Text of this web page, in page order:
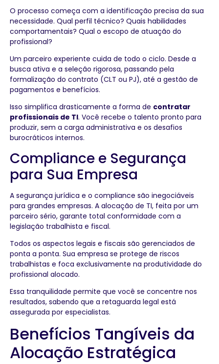
O processo começa com a identificação precisa da sua
necessidade. Qual perfil técnico? Quais habilidades
comportamentais? Qual o escopo de atuação do
profissional?
Um parceiro experiente cuida de todo o ciclo. Desde a
busca ativa e a seleção rigorosa, passando pela
formalização do contrato (CLT ou PJ), até a gestão de
pagamentos e benefícios.
Isso simplifica drasticamente a forma de contratar
profissionais de TI. Você recebe o talento pronto para
produzir, sem a carga administrativa e os desafios
burocráticos internos.
Compliance e Segurança
para Sua Empresa
A segurança jurídica e o compliance são inegociáveis
para grandes empresas. A alocação de TI, feita por um
parceiro sério, garante total conformidade com a
legislação trabalhista e fiscal.
Todos os aspectos legais e fiscais são gerenciados de
ponta a ponta. Sua empresa se protege de riscos
trabalhistas e foca exclusivamente na produtividade do
profissional alocado.
Essa tranquilidade permite que você se concentre nos
resultados, sabendo que a retaguarda legal está
assegurada por especialistas.
Benefícios Tangíveis da
Alocação Estratégica